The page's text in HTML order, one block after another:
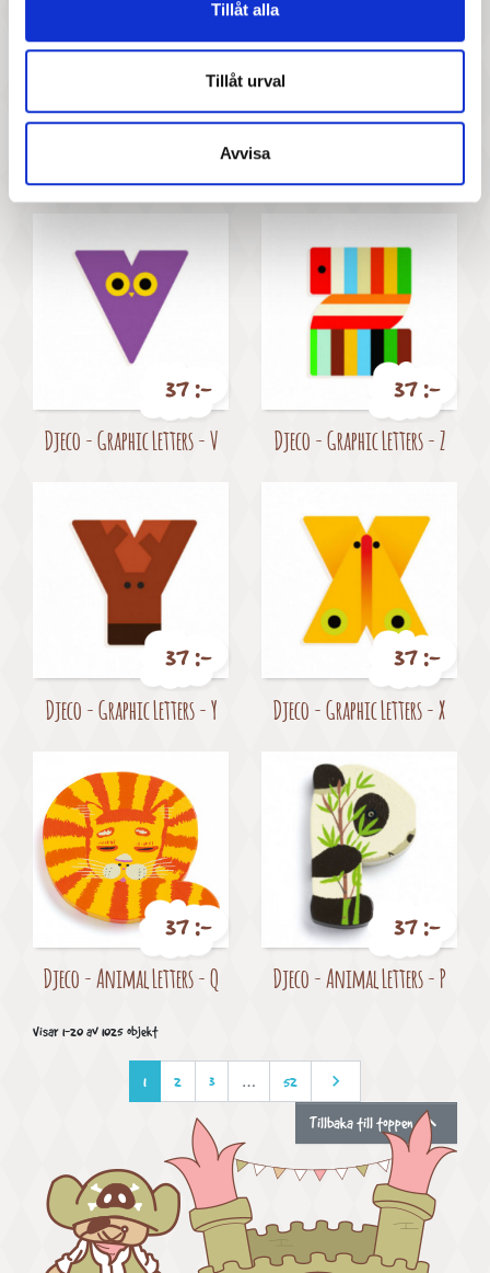
Tillåt alla
Tillåt urval
Avvisa
37 :- 37 :-
Pris
37 :-
Djeco - Graphic Letters - V
Pris
37 :-
Djeco - Graphic Letters - Z
Pris
37 :-
Djeco - Graphic Letters - Y
Pris
37 :-
Djeco - Graphic Letters - X
Pris
37 :-
Djeco - Animal Letters - Q
Pris
37 :-
Djeco - Animal Letters - P
Visar 1-20 av 1025 objekt
1 2 3 … 52 Nästa

Tillbaka till toppen